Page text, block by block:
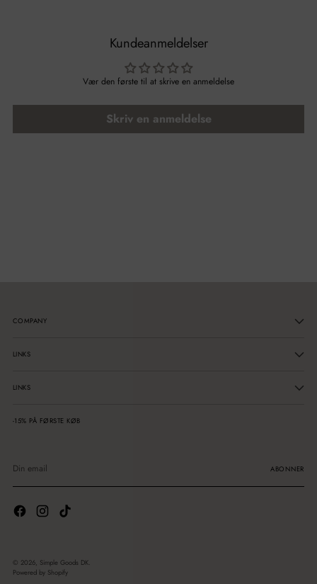
Kundeanmeldelser
Vær den første til at skrive en anmeldelse
Skriv en anmeldelse
COMPANY
LINKS
LINKS
-15% PÅ FØRSTE KØB
email
ABONNER
© 2026, Simple Goods DK.
Powered by Shopify